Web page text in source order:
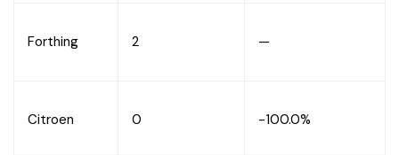
Forthing 2 —
Citroen 0 -100.0%